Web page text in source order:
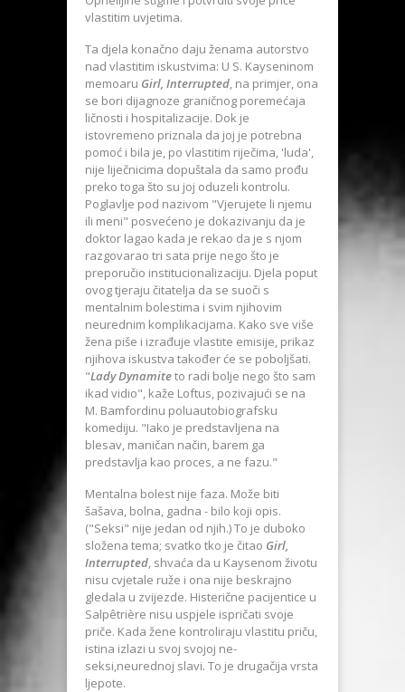
vlastitim uvjetima.
Ta djela konačno daju ženama autorstvo
nad vlastitim iskustvima: U S. Kayseninom
memoaru Girl, Interrupted, na primjer, ona
se bori dijagnoze graničnog poremećaja
ličnosti i hospitalizacije. Dok je
istovremeno priznala da joj je potrebna
pomoć i bila je, po vlastitim riječima, 'luda',
nije liječnicima dopuštala da samo prođu
preko toga što su joj oduzeli kontrolu.
Poglavlje pod nazivom "Vjerujete li njemu
ili meni" posvećeno je dokazivanju da je
doktor lagao kada je rekao da je s njom
razgovarao tri sata prije nego što je
preporučio institucionalizaciju. Djela poput
ovog tjeraju čitatelja da se suoči s
mentalnim bolestima i svim njihovim
neurednim komplikacijama. Kako sve više
žena piše i izrađuje vlastite emisije, prikaz
njihova iskustva također će se poboljšati.
"Lady Dynamiteto radi bolje nego što sam
ikad vidio", kaže Loftus, pozivajući se na
M. Bamfordinu poluautobiografsku
komediju. "Iako je predstavljena na
blesav, maničan način, barem ga
predstavlja kao proces, a ne fazu."
Mentalna bolest nije faza. Može biti
šašava, bolna, gadna - bilo koji opis.
("Seksi" nije jedan od njih.) To je duboko
složena tema; svatko tko je čitao Girl,
Interrupted , shvaća da u Kaysenom životu
nisu cvjetale ruže i ona nije beskrajno
gledala u zvijezde. Histerične pacijentice u
Salpêtrière nisu uspjele ispričati svoje
priče. Kada žene kontroliraju vlastitu priču,
istina izlazi u svoj svojoj ne-
seksi,neurednoj slavi. To je drugačija vrsta
ljepote.